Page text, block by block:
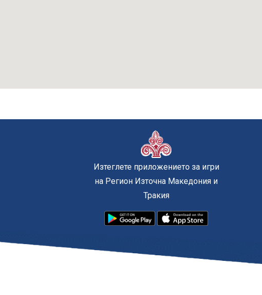
Изтеглете приложението за игри
на Регион Източна Македония и
Тракия